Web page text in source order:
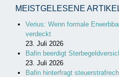
MEISTGELESENE
Verius: Wenn formale
verdeckt
23. Juli 2026
Bafin beerdigt
23. Juli 2026
Bafin hinterfragt